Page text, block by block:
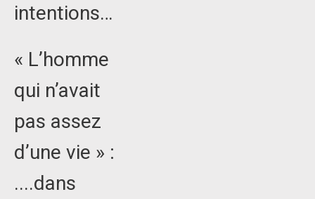
intentions…
« L’homme
qui n’avait
pas assez
d’une vie » :
....dans